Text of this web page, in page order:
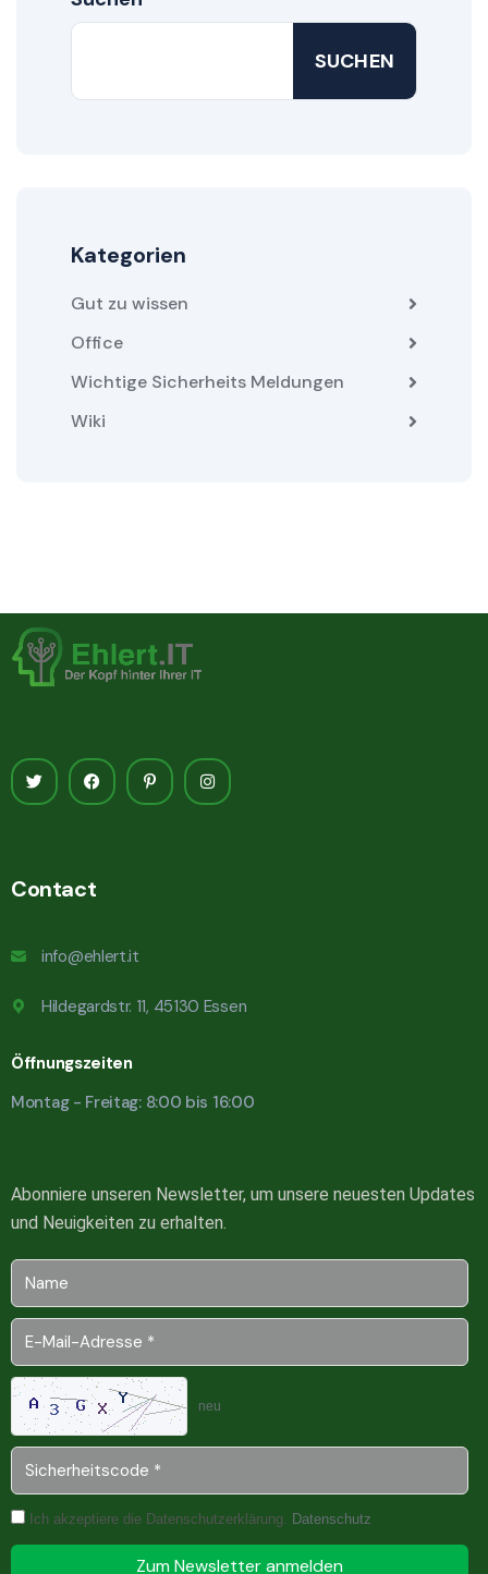
SUCHEN
Kategorien
Gut zu wissen
Office
Wichtige Sicherheits Meldungen
Wiki
Contact
info@ehlert.it
Hildegardstr. 11, 45130 Essen
Öffnungszeiten
Montag - Freitag: 8:00 bis 16:00
Abonniere unseren Newsletter, um unsere neuesten Updates
und Neuigkeiten zu erhalten.
neu
Ich akzeptiere die Datenschutzerklärung. Datenschutz
Zum Newsletter anmelden